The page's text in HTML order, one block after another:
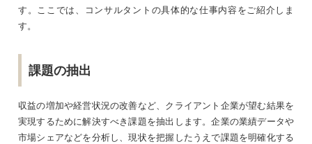
す。ここでは、コンサルタントの具体的な仕事内容をご紹介しま
す。
課題の抽出
収益の増加や経営状況の改善など、クライアント企業が望む結果を
実現するために解決すべき課題を抽出します。企業の業績データや
市場シェアなどを分析し、現状を把握したうえで課題を明確化する